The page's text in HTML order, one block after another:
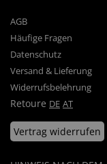
AGB
Häufige Fragen
Datenschutz
Versand & Lieferung
Widerrufsbelehrung
Retoure DE AT
Vertrag widerrufen